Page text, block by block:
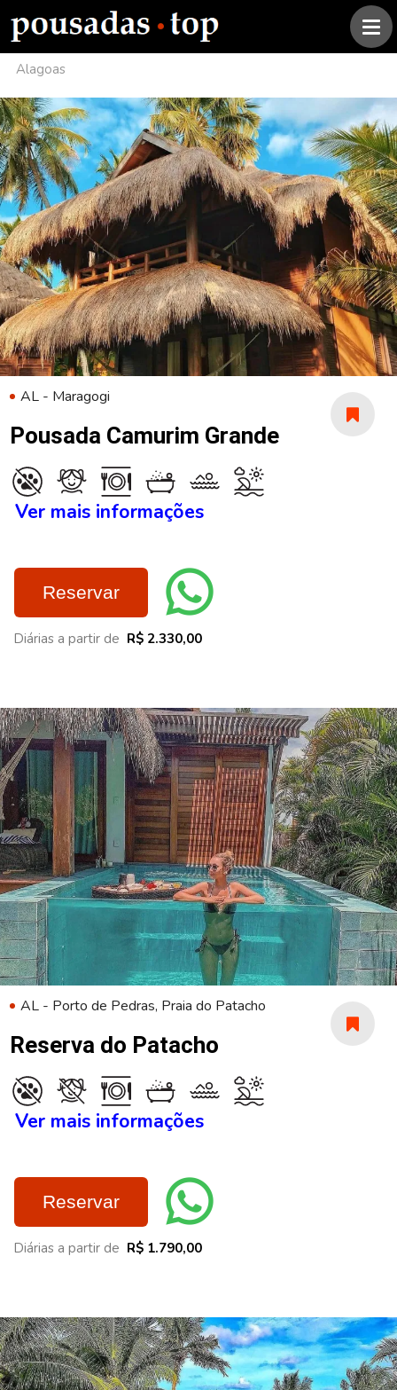
Alagoas
AL - Maragogi
Pousada Camurim Grande
Ver mais informações
Reservar
Diárias a partir de R$ 2.330,00
AL - Porto de Pedras, Praia do Patacho
Reserva do Patacho
Ver mais informações
Reservar
Diárias a partir de R$ 1.790,00